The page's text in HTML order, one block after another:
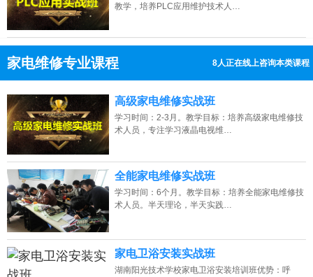
教学，培养PLC应用维护技术人…
家电维修专业课程 11人正在线上咨询本类课程
点击免费咨询电话：13807313137
高级家电维修实战班
学习时间：2-3月。教学目标：培养高级家电维修技
术人员，专注学习液晶电视维…
全能家电维修实战班
学习时间：6个月。教学目标：培养全能家电维修技
术人员。半天理论，半天实践…
家电卫浴安装实战班
湖南阳光技术学校家电卫浴安装培训班优势：呼